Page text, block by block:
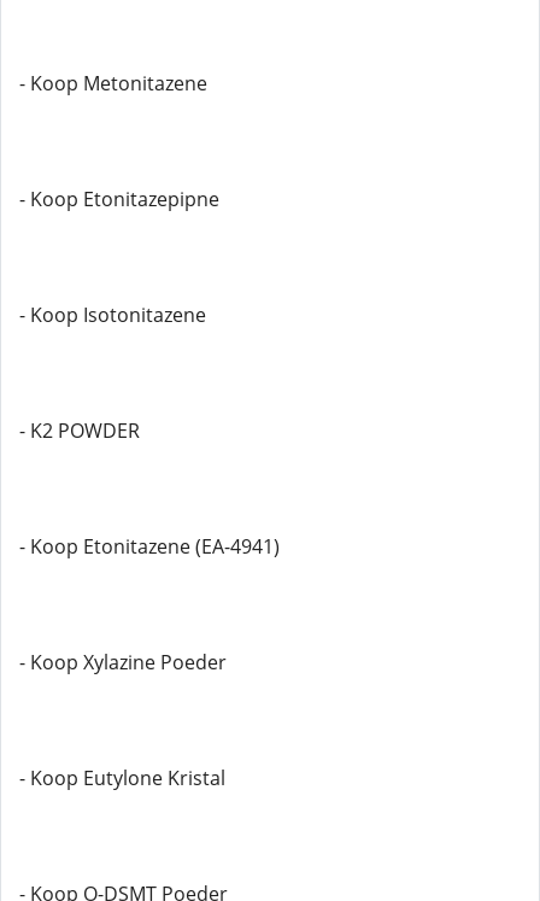
- Koop Metonitazene
- Koop Etonitazepipne
- Koop Isotonitazene
- K2 POWDER
- Koop Etonitazene (EA-4941)
- Koop Xylazine Poeder
- Koop Eutylone Kristal
- Koop O-DSMT Poeder